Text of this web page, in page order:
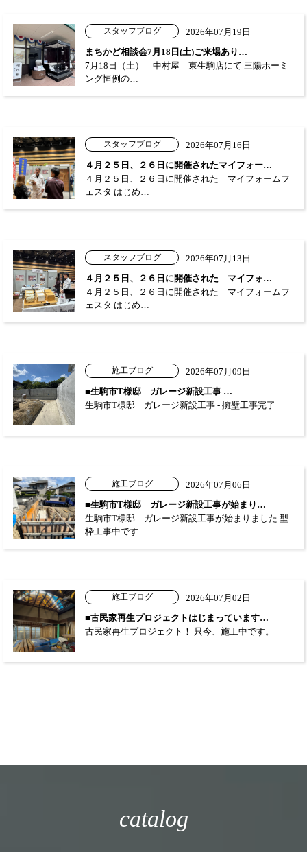
スタッフブログ
2026年07月19日
まちかど相談会7月18日(土)ご来場あり…
7月18日（土） 中村屋 東生駒店にて 三陽ホーミ
ング恒例の…
スタッフブログ
2026年07月16日
４月２５日、２６日に開催されたマイフォー…
４月２５日、２６日に開催された マイフォームフ
ェスタ はじめ…
スタッフブログ
2026年07月13日
４月２５日、２６日に開催された マイフォ…
４月２５日、２６日に開催された マイフォームフ
ェスタ はじめ…
施工ブログ
2026年07月09日
■生駒市T様邸 ガレージ新設工事 …
生駒市T様邸 ガレージ新設工事 - 擁壁工事完了
施工ブログ
2026年07月06日
■生駒市T様邸 ガレージ新設工事が始まり…
生駒市T様邸 ガレージ新設工事が始まりました 型
枠工事中です…
施工ブログ
2026年07月02日
■古民家再生プロジェクトはじまっています…
古民家再生プロジェクト！ 只今、施工中です。
catalog